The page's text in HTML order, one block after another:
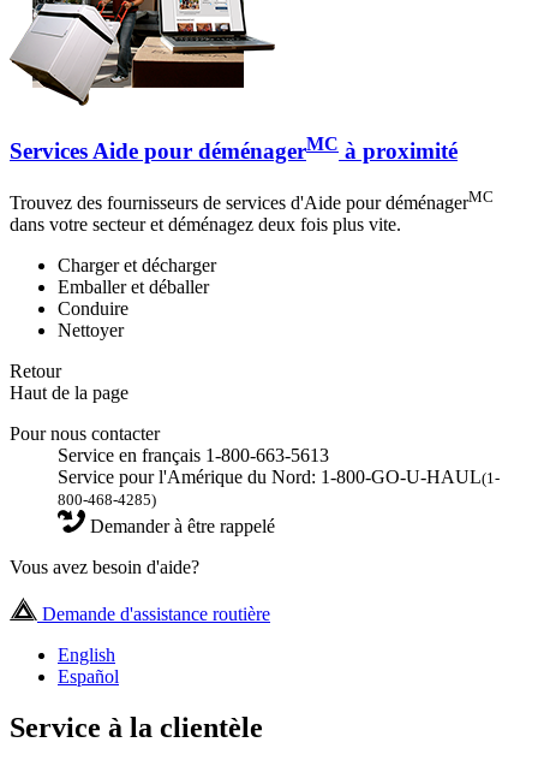
Services Aide pour déménagerMC à proximité
Trouvez des fournisseurs de services d'Aide pour déménagerMC
dans votre secteur et déménagez deux fois plus vite.
Charger et décharger
Emballer et déballer
Conduire
Nettoyer
Retour
Haut de la page
Pour nous contacter
Service en français 1-800-663-5613
Service pour l'Amérique du Nord: 1-800-GO-U-HAUL(1-
800-468-4285)
Demander à être rappelé
Vous avez besoin d'aide?
Demande d'assistance routière
English
Español
Service à la clientèle